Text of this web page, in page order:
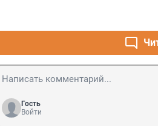
Гость
Войти